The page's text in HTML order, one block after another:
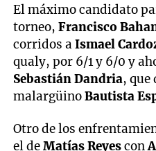
El máximo candidato
torneo,Francisco
corridos aIsmael
qualy, por 6/1 y 6/0 y
Sebastián Dandria, que
malargüinoBautista
Otro de los
el deMatías Reyescon